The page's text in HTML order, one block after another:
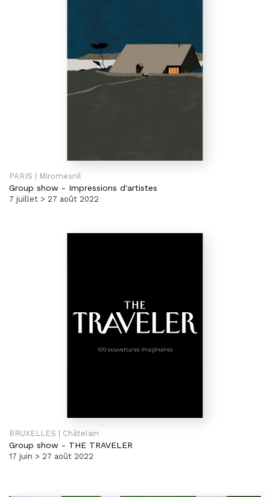
PARIS | Miromesnil
Group show - Impressions d'artistes
7 juillet > 27 août 2022
BRUXELLES | Châtelain
Group show - THE TRAVELER
17 juin > 27 août 2022